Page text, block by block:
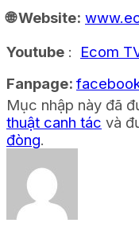
🌐 Website:
Youtube : Ecom
Fanpage:
Mục nhập này đã
thuật canh tác và
đòng.